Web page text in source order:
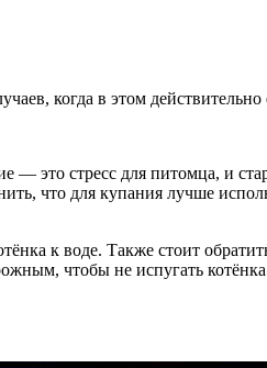
когда в этом действительно
это стресс для питомца, и
что для купания лучше
к воде. Также стоит
чтобы не испугать